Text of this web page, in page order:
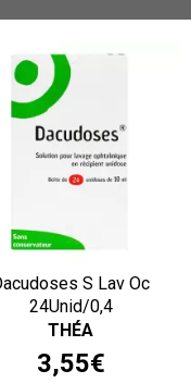
S Lav Oc
24Unid/0,4
THÉA
3,55€